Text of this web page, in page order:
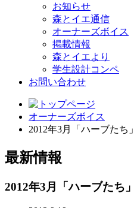
お知らせ
森とイエ通信
オーナーズボイス
掲載情報
森とイエより
学生設計コンペ
お問い合わせ
オーナーズボイス
2012年3月「ハーブたち」
最新情報
2012年3月「ハーブたち」